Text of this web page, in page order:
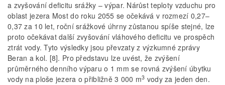
a zvyšování deficitu srážky – výpar. Nárůst teploty vzduchu pro
oblast jezera Most do roku 2055 se očekává v rozmezí 0,27–
0,37 za 10 let, roční srážkové úhrny zůstanou spíše stejné, lze
proto očekávat další zvyšování vláhového deficitu ve prospěch
ztrát vody. Tyto výsledky jsou převzaty z výzkumné zprávy
Beran a kol. [8]. Pro představu lze uvést, že zvýšení
průměrného denního výparu o 1 mm se rovná zvýšení úbytku
vody na ploše jezera o přibližně 3 000 m3 vody za jeden den.